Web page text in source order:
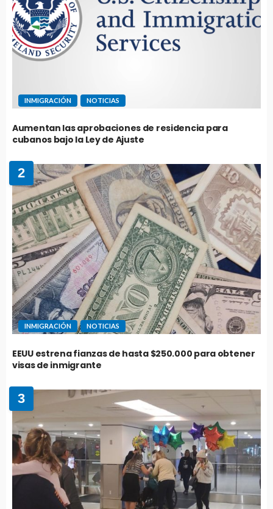
INMIGRACIÓN NOTICIAS
Aumentan las aprobaciones de residencia para
cubanos bajo la Ley de Ajuste
2
INMIGRACIÓN NOTICIAS
EEUU estrena fianzas de hasta $250.000 para obtener
visas de inmigrante
3